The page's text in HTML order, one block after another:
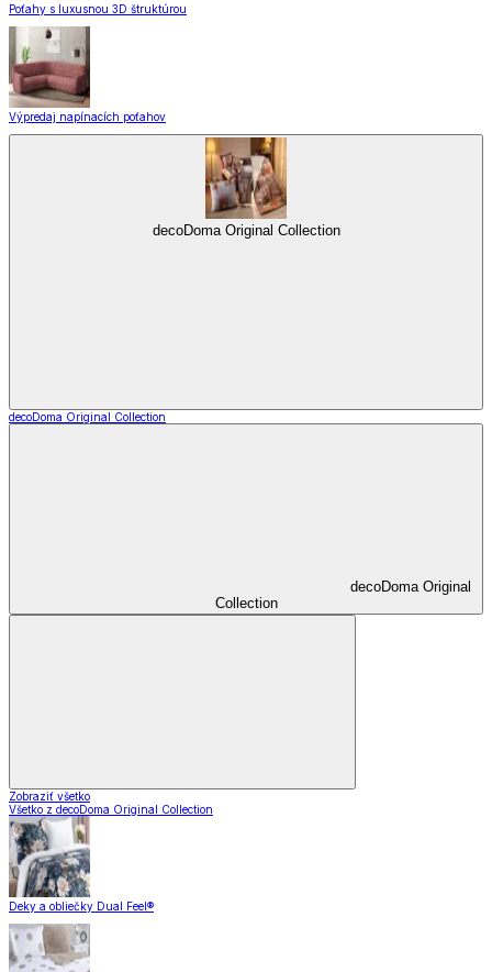
Poťahy s luxusnou 3D štruktúrou
Výpredaj napínacích poťahov
decoDoma Original Collection
decoDoma Original Collection
decoDoma Original
Collection
Zobraziť všetko
Všetko z decoDoma Original Collection
Deky a obliečky Dual Feel®